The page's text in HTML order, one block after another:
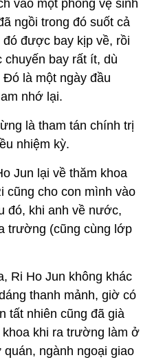
vào một phòng vệ sinh
ngồi trong đó suốt cả
được bay kịp về, rồi
bay rất ít, dù
là một ngày đầu
nhớ lại.
là tham tán chính trị
nhiệm kỳ.
Jun lại về thăm khoa
cũng cho con mình vào
đó, khi anh về nước,
trường (cũng cùng lớp
Ri Ho Jun không khác
thanh mảnh, giờ có
tất nhiên cũng đã già
khi ra trường làm ở
ngành ngoại giao